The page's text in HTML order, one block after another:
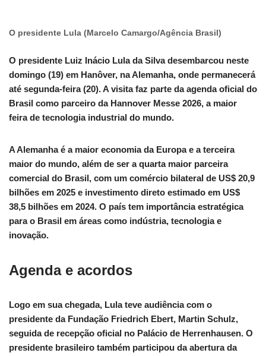
O presidente Lula (Marcelo Camargo/Agência Brasil)
O presidente Luiz Inácio Lula da Silva desembarcou neste
domingo (19) em Hanôver, na Alemanha, onde permanecerá
até segunda-feira (20). A visita faz parte da agenda oficial do
Brasil como parceiro da Hannover Messe 2026, a maior
feira de tecnologia industrial do mundo.
A Alemanha é a maior economia da Europa e a terceira
maior do mundo, além de ser a quarta maior parceira
comercial do Brasil, com um comércio bilateral de US$ 20,9
bilhões em 2025 e investimento direto estimado em US$
38,5 bilhões em 2024. O país tem importância estratégica
para o Brasil em áreas como indústria, tecnologia e
inovação.
Agenda e acordos
Logo em sua chegada, Lula teve audiência com o
presidente da Fundação Friedrich Ebert, Martin Schulz,
seguida de recepção oficial no Palácio de Herrenhausen. O
presidente brasileiro também participou da abertura da